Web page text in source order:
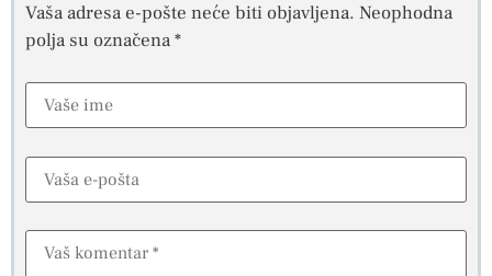
Vaša adresa e-pošte neće biti objavljena. Neophodna
polja su označena*